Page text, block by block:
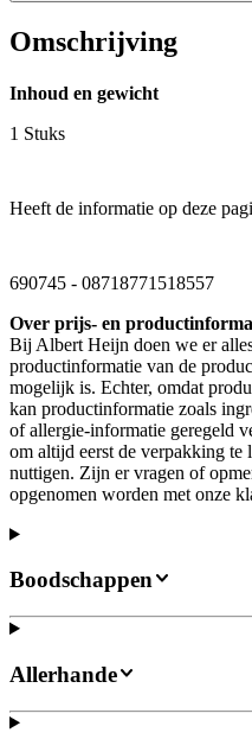
Omschrijving
Inhoud en gewicht
1 Stuks
Heeft de informatie op deze
690745 - 08718771518557
Over prijs- en
Bij Albert Heijn doen we er
productinformatie van de
mogelijk is. Echter, omdat
kan productinformatie zoals
of allergie-informatie geregeld
om altijd eerst de verpakking te
nuttigen. Zijn er vragen of
opgenomen worden met onze
Boodschappen
Allerhande